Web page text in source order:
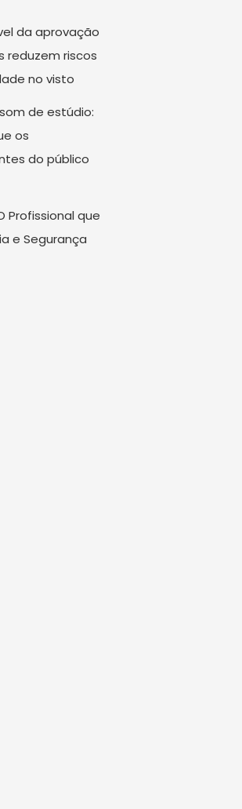
da aprovação
reduzem riscos
no visto
de estúdio:
os
do público
Profissional que
e Segurança